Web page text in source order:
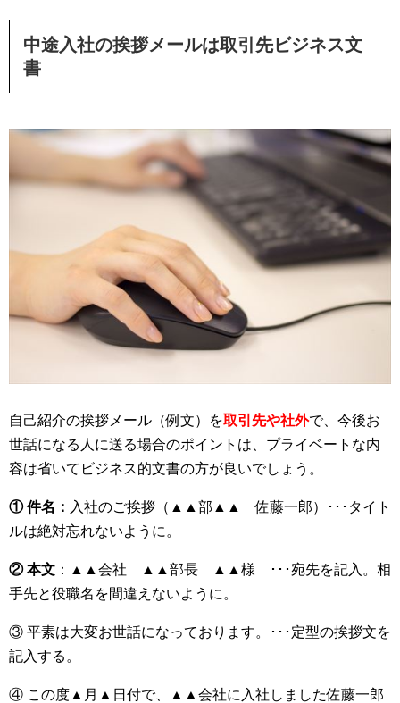
中途入社の挨拶メールは取引先ビジネス文
書
自己紹介の挨拶メール（例文）を取引先や社外で、今後お
世話になる人に送る場合のポイントは、プライベートな内
容は省いてビジネス的文書の方が良いでしょう。
① 件名： 入社のご挨拶（▲▲部▲▲ 佐藤一郎）･･･タイト
ルは絶対忘れないように。
② 本文 ：▲▲会社 ▲▲部長 ▲▲様 ･･･宛先を記入。相
手先と役職名を間違えないように。
③ 平素は大変お世話になっております。･･･定型の挨拶文を
記入する。
④ この度▲月▲日付で、▲▲会社に入社しました佐藤一郎